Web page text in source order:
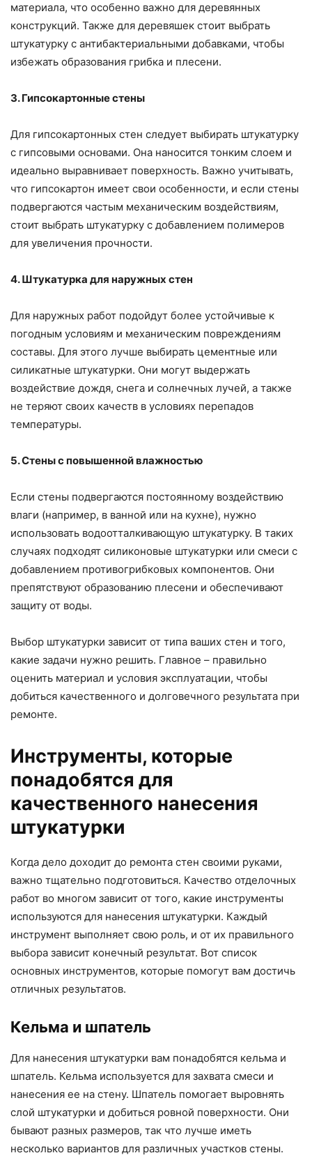
материала, что особенно важно для деревянных
конструкций. Также для деревяшек стоит выбрать
штукатурку с антибактериальными добавками, чтобы
избежать образования грибка и плесени.
3. Гипсокартонные стены
Для гипсокартонных стен следует выбирать штукатурку
с гипсовыми основами. Она наносится тонким слоем и
идеально выравнивает поверхность. Важно учитывать,
что гипсокартон имеет свои особенности, и если стены
подвергаются частым механическим воздействиям,
стоит выбрать штукатурку с добавлением полимеров
для увеличения прочности.
4. Штукатурка для наружных стен
Для наружных работ подойдут более устойчивые к
погодным условиям и механическим повреждениям
составы. Для этого лучше выбирать цементные или
силикатные штукатурки. Они могут выдержать
воздействие дождя, снега и солнечных лучей, а также
не теряют своих качеств в условиях перепадов
температуры.
5. Стены с повышенной влажностью
Если стены подвергаются постоянному воздействию
влаги (например, в ванной или на кухне), нужно
использовать водоотталкивающую штукатурку. В таких
случаях подходят силиконовые штукатурки или смеси с
добавлением противогрибковых компонентов. Они
препятствуют образованию плесени и обеспечивают
защиту от воды.
Выбор штукатурки зависит от типа ваших стен и того,
какие задачи нужно решить. Главное – правильно
оценить материал и условия эксплуатации, чтобы
добиться качественного и долговечного результата при
ремонте.
Инструменты, которые
понадобятся для
качественного нанесения
штукатурки
Когда дело доходит до ремонта стен своими руками,
важно тщательно подготовиться. Качество отделочных
работ во многом зависит от того, какие инструменты
используются для нанесения штукатурки. Каждый
инструмент выполняет свою роль, и от их правильного
выбора зависит конечный результат. Вот список
основных инструментов, которые помогут вам достичь
отличных результатов.
Кельма и шпатель
Для нанесения штукатурки вам понадобятся кельма и
шпатель. Кельма используется для захвата смеси и
нанесения ее на стену. Шпатель помогает выровнять
слой штукатурки и добиться ровной поверхности. Они
бывают разных размеров, так что лучше иметь
несколько вариантов для различных участков стены.